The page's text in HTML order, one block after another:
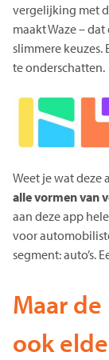
vergelijking met
maakt Waze –
slimmere keuzes.
te onderschatten.
Weet je wat deze
allevormen van
aan deze app
voor
segment: auto’s.
Maar
ook